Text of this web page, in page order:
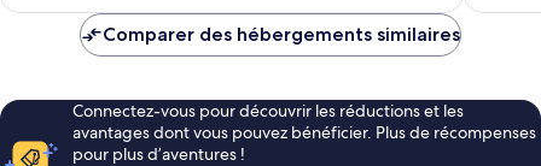
de
Comparer des hébergements similaires
Connectez-vous pour découvrir les réductions et les
avantages dont vous pouvez bénéficier. Plus de récompenses
pour plus d’aventures !